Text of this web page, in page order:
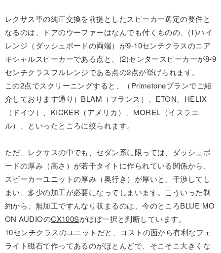
レクサス車の純正交換を前提としたスピーカー選定の要件と
なるのは、ドアのウーファーはなんでも付くものの、(1)ハイ
レンジ（ダッシュボードの両端）が9-10センチクラスのコア
キシャルスピーカーである点と、(2)センタースピーカーが8-9
センチクラスフルレンジである点の2点が挙げられます。
この2点でスクリーニングすると、（Primetoneプランでご紹
介しております通り）BLAM（フランス）、ETON、HELIX
（ドイツ）、KICKER（アメリカ）、MOREL（イスラエ
ル）、といったところに絞られます。
ただ、レクサスの中でも、セダン系に限っては、ダッシュボ
ードの厚み（高さ）が若干タイトに作られている関係から、
スピーカーユニットの厚み（奥行き）が厚いと、干渉してし
まい、多少の加工が必要になってしまいます。こういった制
約から、無加工ですんなり収まるのは、今のところBLUE MO
ON AUDIOのCX100Sがほぼ一択と判断しています。
10センチクラスのユニットだと、コストの面から有利なフェ
ライト磁石で作ってあるのがほとんどで、そこそこ大きくな